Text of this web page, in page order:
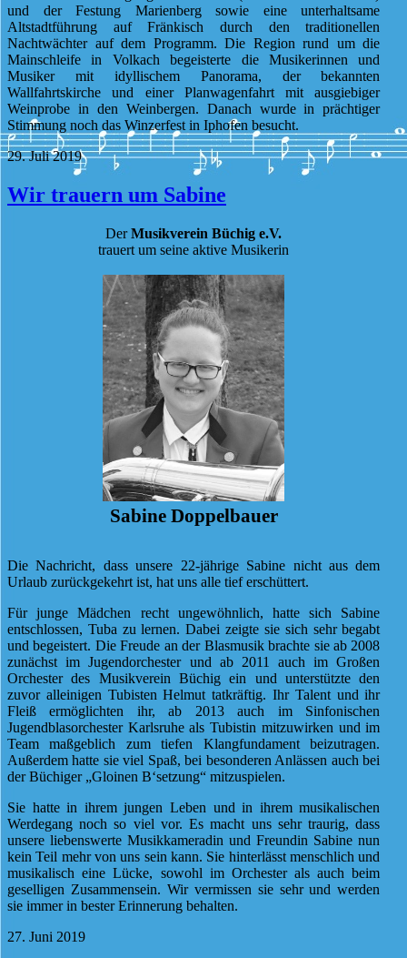
und der Festung Marienberg sowie eine unterhaltsame
Altstadtführung auf Fränkisch durch den traditionellen
Nachtwächter auf dem Programm. Die Region rund um die
Mainschleife in Volkach begeisterte die Musikerinnen und
Musiker mit idyllischem Panorama, der bekannten
Wallfahrtskirche und einer Planwagenfahrt mit ausgiebiger
Weinprobe in den Weinbergen. Danach wurde in prächtiger
Stimmung noch das Winzerfest in Iphofen besucht.
29. Juli 2019
Wir trauern um Sabine
DerMusikverein Büchig e.V.
trauert um seine aktive Musikerin
Sabine Doppelbauer
Die Nachricht, dass unsere 22-jährige Sabine nicht aus dem
Urlaub zurückgekehrt ist, hat uns alle tief erschüttert.
Für junge Mädchen recht ungewöhnlich, hatte sich Sabine
entschlossen, Tuba zu lernen. Dabei zeigte sie sich sehr begabt
und begeistert. Die Freude an der Blasmusik brachte sie ab 2008
zunächst im Jugendorchester und ab 2011 auch im Großen
Orchester des Musikverein Büchig ein und unterstützte den
zuvor alleinigen Tubisten Helmut tatkräftig. Ihr Talent und ihr
Fleiß ermöglichten ihr, ab 2013 auch im Sinfonischen
Jugendblasorchester Karlsruhe als Tubistin mitzuwirken und im
Team maßgeblich zum tiefen Klangfundament beizutragen.
Außerdem hatte sie viel Spaß, bei besonderen Anlässen auch bei
der Büchiger „Gloinen B‘setzung“ mitzuspielen.
Sie hatte in ihrem jungen Leben und in ihrem musikalischen
Werdegang noch so viel vor. Es macht uns sehr traurig, dass
unsere liebenswerte Musikkameradin und Freundin Sabine nun
kein Teil mehr von uns sein kann. Sie hinterlässt menschlich und
musikalisch eine Lücke, sowohl im Orchester als auch beim
geselligen Zusammensein. Wir vermissen sie sehr und werden
sie immer in bester Erinnerung behalten.
27. Juni 2019